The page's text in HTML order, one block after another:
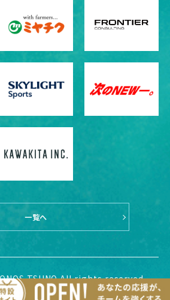
一覧へ
TSUNO All rights reserved.